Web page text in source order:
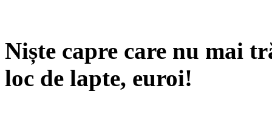
Niște capre care nu mai
loc de lapte, euroi!